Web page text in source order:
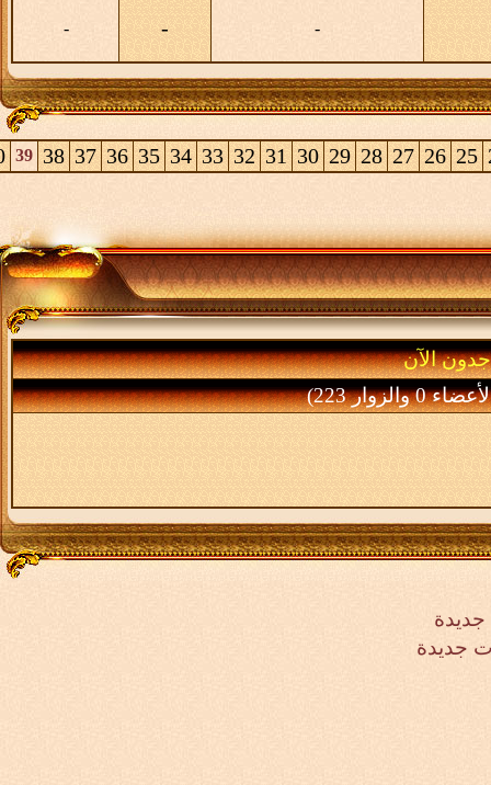
-
-
-
25
26
27
28
29
30
31
32
33
34
35
36
37
38
39
الآن
جديدة